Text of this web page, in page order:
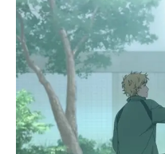
配信
した
ら
へ。
じ
に
ある
ど
つ
て